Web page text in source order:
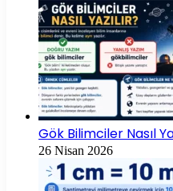
Gök Bilimciler Nasıl
26 Nisan 2026